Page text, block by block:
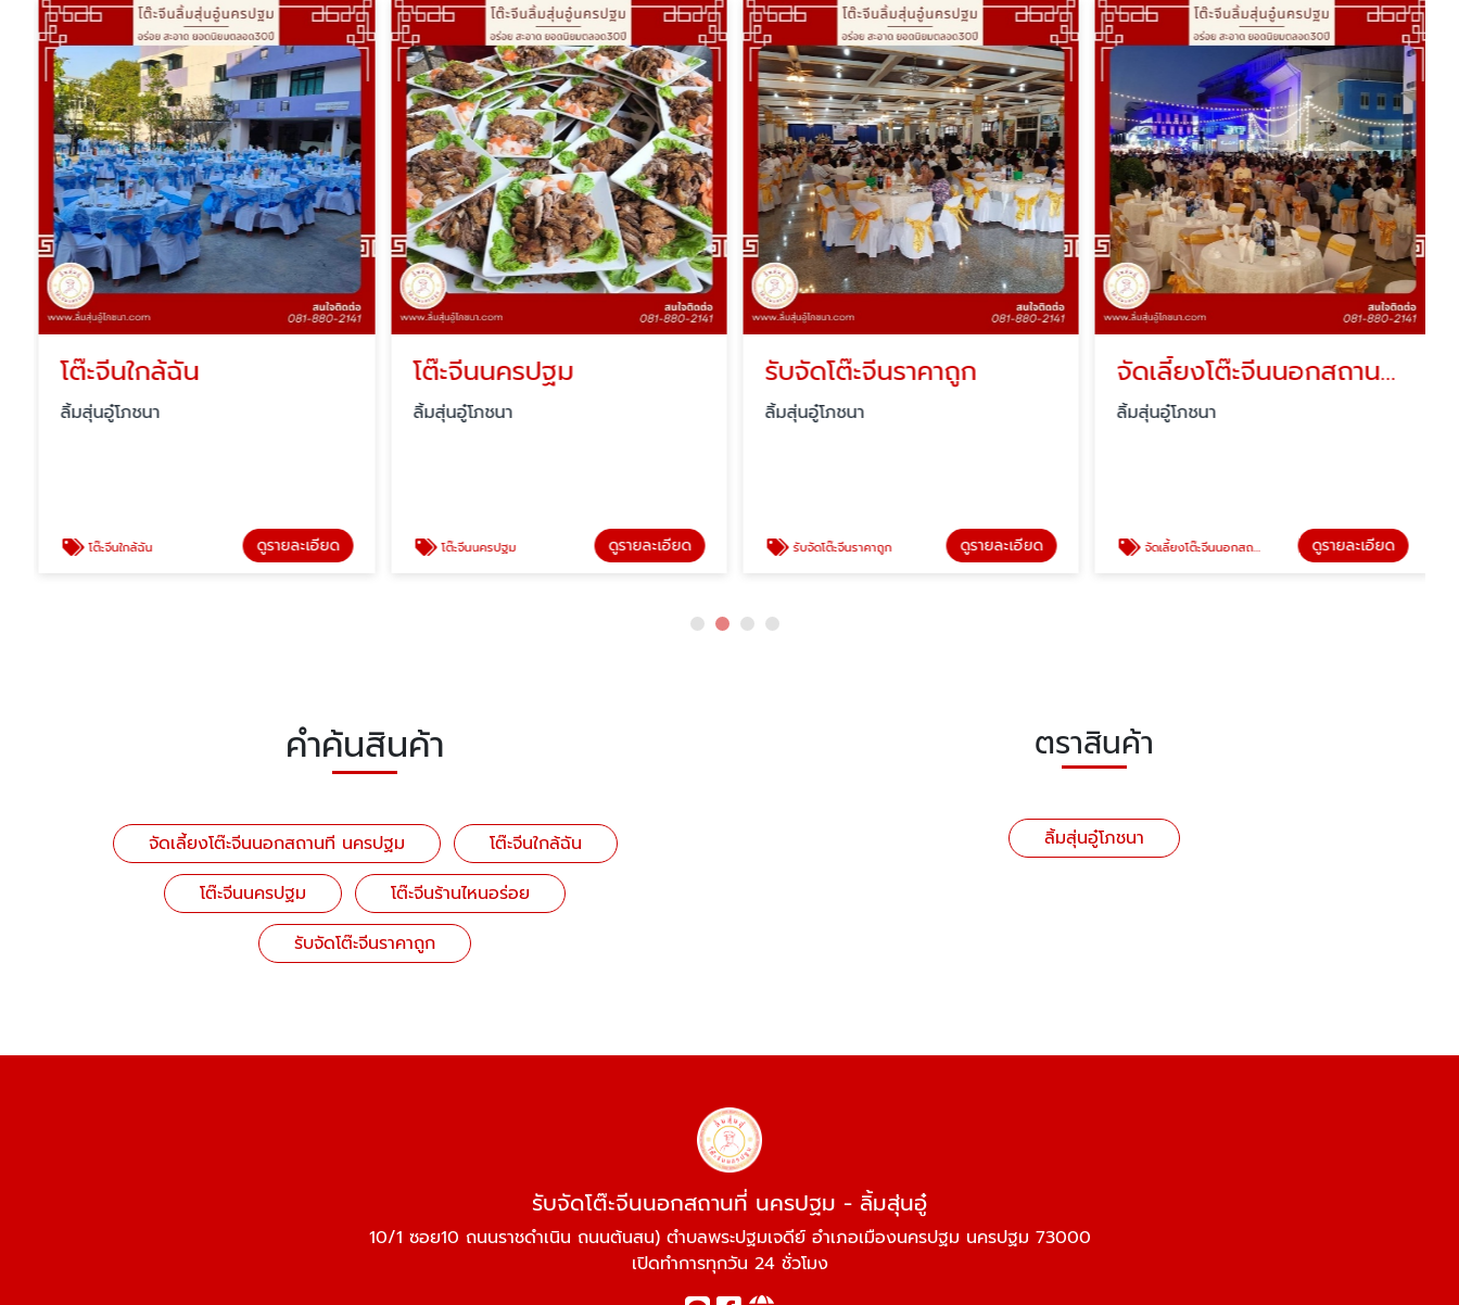
โต๊ะจีนใกล้ฉัน
ลิ้มสุ่นอู๋โภชนา
โต๊ะจีนใกล้ฉัน ดูรายละเอียด
โต๊ะจีนนครปฐม
ลิ้มสุ่นอู๋โภชนา
โต๊ะจีนนครปฐม ดูรายละเอียด
รับจัดโต๊ะจีนราคาถูก
ลิ้มสุ่นอู๋โภชนา
รับจัดโต๊ะจีนราคาถูก ดูรายละเอียด
จัดเลี้ยงโต๊ะจีนนอกสถานที นครปฐม
ลิ้มสุ่นอู๋โภชนา
จัดเลี้ยงโต๊ะจีนนอกสถานที นครปฐม ดูรายละเอียด
คำค้นสินค้า
จัดเลี้ยงโต๊ะจีนนอกสถานที นครปฐม
โต๊ะจีนใกล้ฉัน
โต๊ะจีนนครปฐม
โต๊ะจีนร้านไหนอร่อย
รับจัดโต๊ะจีนราคาถูก
ตราสินค้า
ลิ้มสุ่นอู๋โภชนา
รับจัดโต๊ะจีนนอกสถานที่ นครปฐม - ลิ้มสุ่นอู๋
10/1 ซอย10 ถนนราชดำเนิน ถนนต้นสน) ตำบลพระปฐมเจดีย์ อำเภอเมืองนครปฐม นครปฐม 73000
เปิดทำการทุกวัน 24 ชั่วโมง